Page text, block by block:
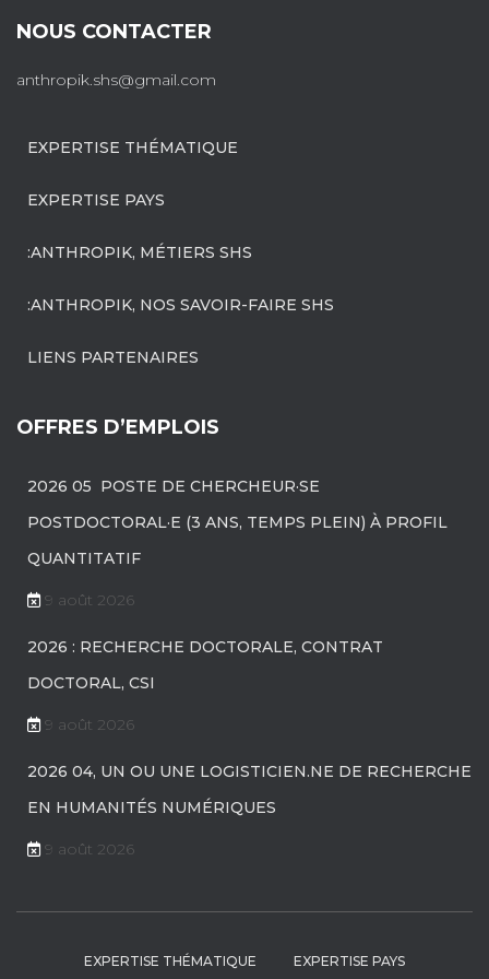
NOUS CONTACTER
anthropik.shs@gmail.com
EXPERTISE THÉMATIQUE
EXPERTISE PAYS
:ANTHROPIK, MÉTIERS SHS
:ANTHROPIK, NOS SAVOIR-FAIRE SHS
LIENS PARTENAIRES
OFFRES D’EMPLOIS
2026 05 POSTE DE CHERCHEUR·SE
POSTDOCTORAL·E (3 ANS, TEMPS PLEIN) À PROFIL
QUANTITATIF
9 août 2026
2026 : RECHERCHE DOCTORALE, CONTRAT
DOCTORAL, CSI
9 août 2026
2026 04, UN OU UNE LOGISTICIEN.NE DE RECHERCHE
EN HUMANITÉS NUMÉRIQUES
9 août 2026
EXPERTISE THÉMATIQUE EXPERTISE PAYS